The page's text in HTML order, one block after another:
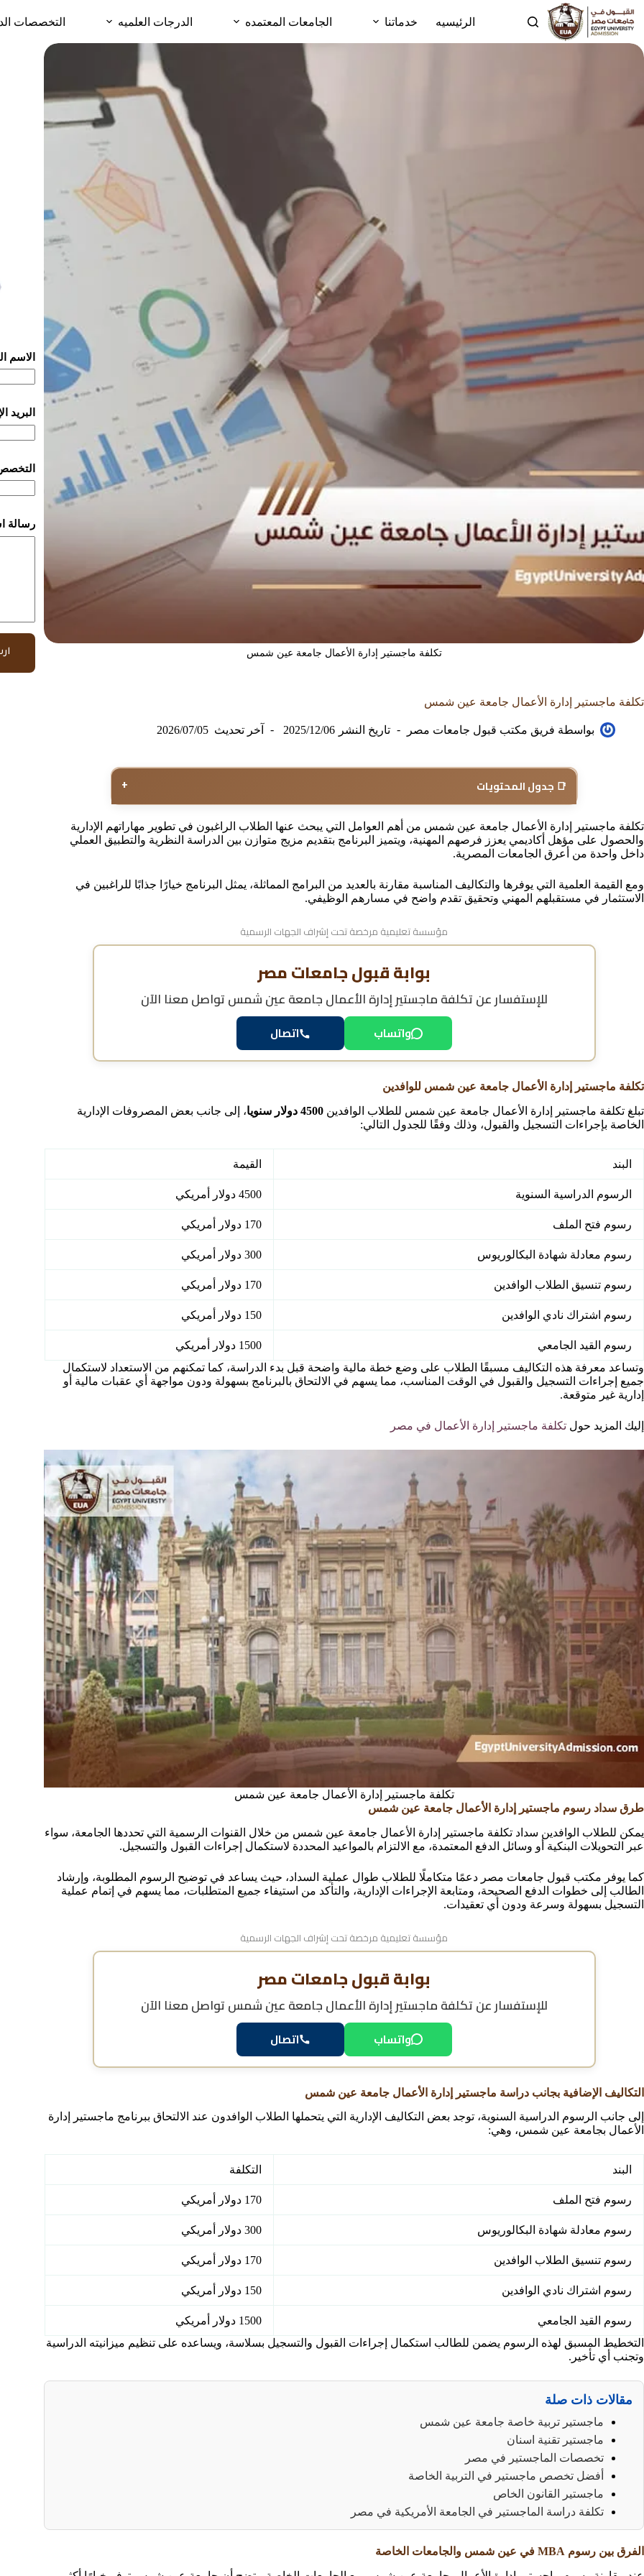
الرئيسيه خدماتنا الجامعات المعتمده الدرجات العلميه التخصصات
تكلفة ماجستير إدارة الأعمال جامعة عين شمس
تكلفة ماجستير إدارة الأعمال جامعة عين شمس
بواسطة فريق مكتب قبول جامعات مصر تاريخ النشر 2025/12/06 آخر تحديث 2026/07/05
📑 جدول المحتويات +
تكلفة ماجستير إدارة الأعمال جامعة عين شمس من أهم العوامل التي يبحث عنها الطلاب الراغبون في تطوير مهاراتهم الإدارية
والحصول على مؤهل أكاديمي يعزز فرصهم المهنية، ويتميز البرنامج بتقديم مزيج متوازن بين الدراسة النظرية والتطبيق العملي
داخل واحدة من أعرق الجامعات المصرية.
ومع القيمة العلمية التي يوفرها والتكاليف المناسبة مقارنة بالعديد من البرامج المماثلة، يمثل البرنامج خيارًا جذابًا للراغبين في
الاستثمار في مستقبلهم المهني وتحقيق تقدم واضح في مسارهم الوظيفي.
مؤسسة تعليمية مرخصة تحت إشراف الجهات الرسمية
بوابة قبول جامعات مصر
للإستفسار عنتكلفة ماجستير إدارة الأعمال جامعة عين شمستواصل معنا الآن
واتساب اتصال
تكلفة ماجستير إدارة الأعمال جامعة عين شمس للوافدين
تبلغ تكلفة ماجستير إدارة الأعمال جامعة عين شمس للطلاب الوافدين 4500 دولار سنويا
، إلى جانب بعض المصروفات الإدارية
الخاصة بإجراءات التسجيل والقبول، وذلك وفقًا للجدول التالي:
البند القيمة
الرسوم الدراسية السنوية 4500 دولار أمريكي
رسوم فتح الملف 170 دولار أمريكي
رسوم معادلة شهادة البكالوريوس 300 دولار أمريكي
رسوم تنسيق الطلاب الوافدين 170 دولار أمريكي
رسوم اشتراك نادي الوافدين 150 دولار أمريكي
رسوم القيد الجامعي
1500 دولار أمريكي
وتساعد معرفة هذه التكاليف مسبقًا الطلاب على وضع خطة مالية واضحة قبل بدء الدراسة، كما تمكنهم من الاستعداد لاستكمال
جميع إجراءات التسجيل والقبول في الوقت المناسب، مما يسهم في الالتحاق بالبرنامج بسهولة ودون مواجهة أي عقبات مالية أو
إدارية غير متوقعة.
إليك المزيد حول تكلفة ماجستير إدارة الأعمال في مصر
تكلفة ماجستير إدارة الأعمال جامعة عين شمس
طرق سداد رسوم ماجستير إدارة الأعمال جامعة عين شمس
يمكن للطلاب الوافدين سداد تكلفة ماجستير إدارة الأعمال جامعة عين شمس من خلال القنوات الرسمية التي تحددها الجامعة، سواء
عبر التحويلات البنكية أو وسائل الدفع المعتمدة، مع الالتزام بالمواعيد المحددة لاستكمال إجراءات القبول والتسجيل.
كما يوفر مكتب قبول جامعات مصر دعمًا متكاملًا للطلاب طوال عملية السداد، حيث يساعد في توضيح الرسوم المطلوبة، وإرشاد
الطالب إلى خطوات الدفع الصحيحة، ومتابعة الإجراءات الإدارية، والتأكد من استيفاء جميع المتطلبات، مما يسهم في إتمام عملية
التسجيل بسهولة وسرعة ودون أي تعقيدات.
مؤسسة تعليمية مرخصة تحت إشراف الجهات الرسمية
بوابة قبول جامعات مصر
للإستفسار عنتكلفة ماجستير إدارة الأعمال جامعة عين شمستواصل معنا الآن
واتساب اتصال
التكاليف الإضافية بجانب دراسة ماجستير إدارة الأعمال جامعة عين شمس
إلى جانب الرسوم الدراسية السنوية، توجد بعض التكاليف الإدارية التي يتحملها الطلاب الوافدون عند الالتحاق ببرنامج ماجستير إدارة
الأعمال بجامعة عين شمس، وهي:
البند التكلفة
رسوم فتح الملف 170 دولار أمريكي
رسوم معادلة شهادة البكالوريوس 300 دولار أمريكي
رسوم تنسيق الطلاب الوافدين 170 دولار أمريكي
رسوم اشتراك نادي الوافدين 150 دولار أمريكي
رسوم القيد الجامعي
1500 دولار أمريكي
التخطيط المسبق لهذه الرسوم يضمن للطالب استكمال إجراءات القبول والتسجيل بسلاسة، ويساعده على تنظيم ميزانيته الدراسية
وتجنب أي تأخير.
مقالات ذات صلة
ماجستير تربية خاصة جامعة عين شمس
ماجستير تقنية اسنان
تخصصات الماجستير في مصر
أفضل تخصص ماجستير في التربية الخاصة
ماجستير القانون الخاص
تكلفة دراسة الماجستير في الجامعة الأمريكية في مصر
الفرق بين رسوم MBA في عين شمس والجامعات الخاصة
الاسم
البريد
رسالة